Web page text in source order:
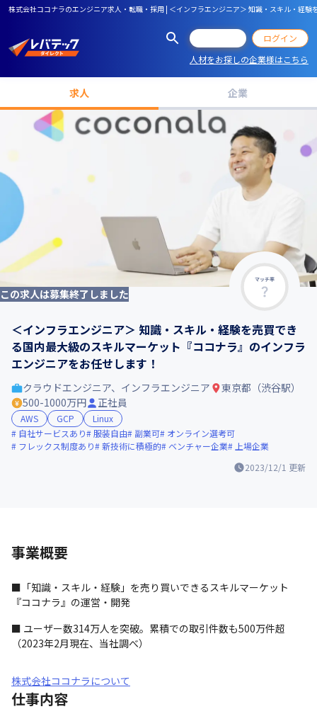
株式会社ココナラのエンジニア求人・転職・採用 | ＜インフラエンジニア＞ 知識・スキル・経
ログイン
人材をお探しの企業様はこちら
求人 企業
マッチ率
この求人は募集終了しました
＜インフラエンジニア＞ 知識・スキル・経験を売買でき
る国内最大級のスキルマーケット『ココナラ』のインフラ
エンジニアをお任せします！
2023/12/1 更新
クラウドエンジニア、インフラエンジニア
東京都（渋谷駅）
500-1000万円
正社員
AWS GCP
Linux
自社サービスあり
服装自由 副業可
オンライン選考可
フレックス制度あり
新技術に積極的 ベンチャー企業 上場企業
事業概要
■「知識・スキル・経験」を売り買いできるスキルマーケット
『ココナラ』の運営・開発
■ ユーザー数314万人を突破。累積での取引件数も500万件超
（2023年2月現在、当社調べ）
株式会社ココナラについて
仕事内容